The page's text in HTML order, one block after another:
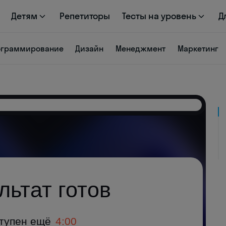
Детям Репетиторы Тесты на уровень
Дизайн Менеджмент Маркетинг